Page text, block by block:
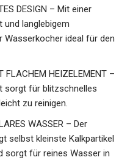
DESIGN – Mit einer
und langlebigem
Wasserkocher ideal für den
FLACHEM HEIZELEMENT –
sorgt für blitzschnelles
zu reinigen.
WASSER – Der
selbst kleinste Kalkpartikel
sorgt für reines Wasser in